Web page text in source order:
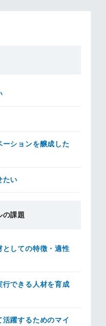
ションを醸成した
たい
の課題
としての特徴・適性
行できる人材を育成
躍するためのマイ